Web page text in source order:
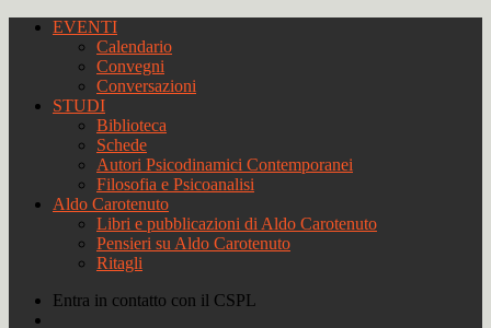
EVENTI
Calendario
Convegni
Conversazioni
STUDI
Biblioteca
Schede
Autori Psicodinamici Contemporanei
Filosofia e Psicoanalisi
Aldo Carotenuto
Libri e pubblicazioni di Aldo Carotenuto
Pensieri su Aldo Carotenuto
Ritagli
Entra in contatto con il CSPL